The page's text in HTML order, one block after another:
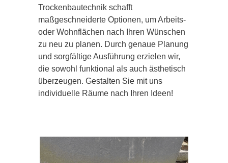
Trockenbautechnik schafft
maßgeschneiderte Optionen, um Arbeits-
oder Wohnflächen nach Ihren Wünschen
zu neu zu planen. Durch genaue Planung
und sorgfältige Ausführung erzielen wir,
die sowohl funktional als auch ästhetisch
überzeugen. Gestalten Sie mit uns
individuelle Räume nach Ihren Ideen!